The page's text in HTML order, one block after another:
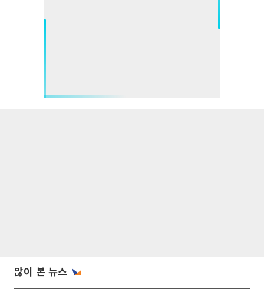
많이 본 뉴스